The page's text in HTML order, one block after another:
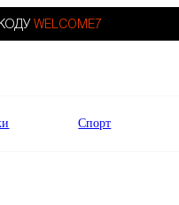
WELCOME7
Спорт